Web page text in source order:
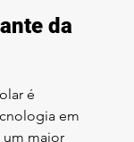
da
é
em
um maior